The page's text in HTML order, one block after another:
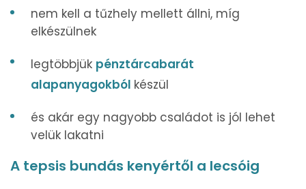
nem kell a tűzhely mellett állni, míg
elkészülnek
legtöbbjük pénztárcabarát
alapanyagokból készül
és akár egy nagyobb családot is jól lehet
velük lakatni
A tepsis bundás kenyértől a lecsóig